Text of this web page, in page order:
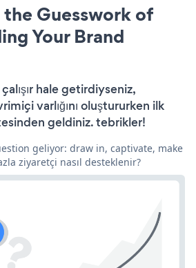
the Guesswork of
Your Brand
hale getirdiyseniz,
varlığını oluştururken ilk
geldiniz. tebrikler!
geliyor: draw in, captivate, make
ziyaretçi nasıl desteklenir?